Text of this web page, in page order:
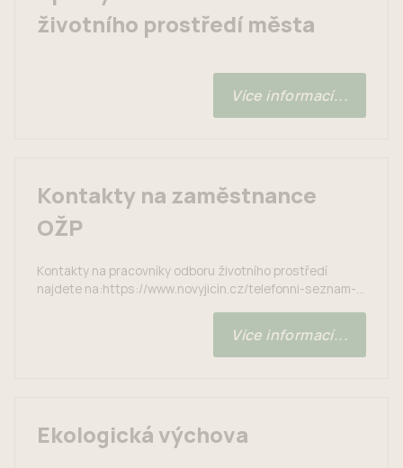
životního prostředí města
Více informací...
Kontakty na zaměstnance
OŽP
Kontakty na pracovníky odboru životního prostředí
najdete na:https://www.novyjicin.cz/telefonni-seznam-
Více informací...
Ekologická výchova